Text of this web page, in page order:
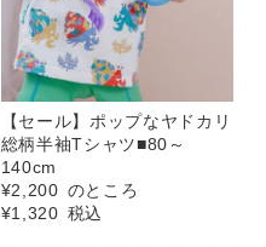
【セール】ポップなヤドカリ
総柄半袖Tシャツ■80～
140cm
¥2,200 のところ
¥1,320 税込